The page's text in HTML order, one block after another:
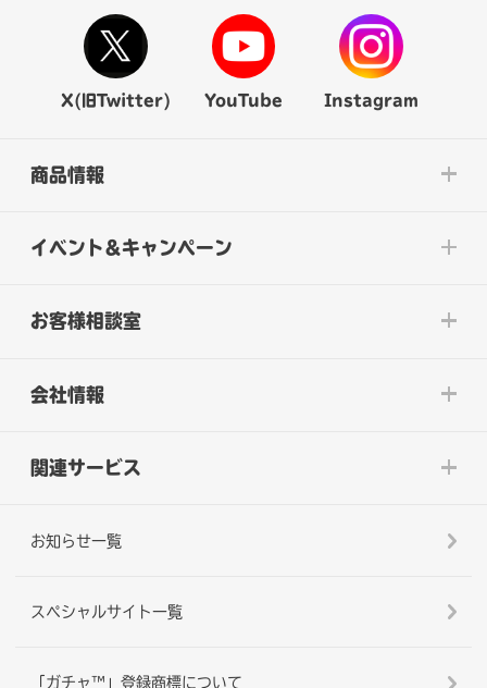
X(旧Twitter) YouTube Instagram
商品情報
イベント&キャンペーン
お客様相談室
会社情報
関連サービス
お知らせ一覧
スペシャルサイト一覧
「ガチャ™」登録商標について